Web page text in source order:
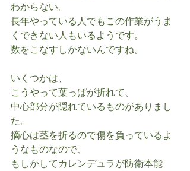
わからない。
長年やっている人でもこの作業がうま
くできない人もいるようです。
数をこなすしかないんですね。
いくつかは、
こうやって葉っぱが折れて、
中心部分が隠れているものがありまし
た。
摘心は茎を折るので傷を負っているよ
うなものなので、
もしかしてカレンデュラが防衛本能